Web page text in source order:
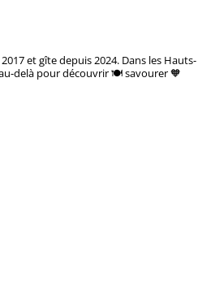
et gîte depuis 2024. Dans les Hauts-
delà pour découvrir 🍽️ savourer 🧡